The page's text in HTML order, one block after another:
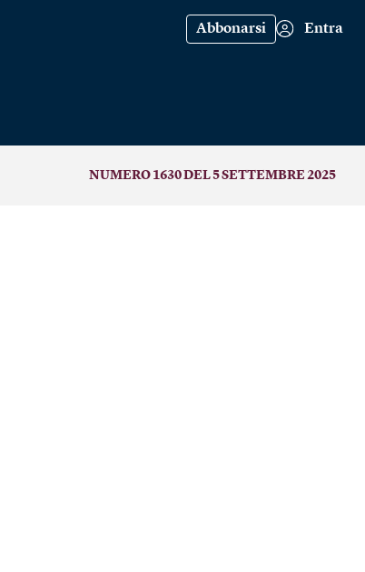
Abbonarsi Entra
NUMERO 1630 DEL 5 SETTEMBRE 2025